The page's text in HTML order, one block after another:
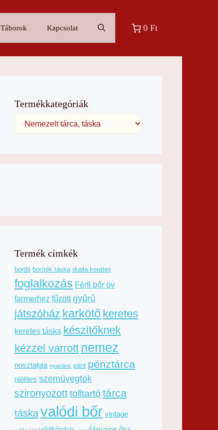
Táborok Kapcsolat 0 Ft
Termékkategóriák
Termék címkék
bordó boríték táska dupla keretes
foglalkozás Férfi bőr öv
farmerhez fűzött gyűrű
játszóház karkötő keretes
keretes táska készítőknek
kézzel varrott nemez
nosztalgia nyaklánc pánt pénztárca
rátétes szemüvegtok
szironyozotttolltartó tárca
táskavalódi bőr vintage